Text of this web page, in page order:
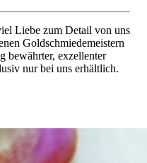
Liebe zum Detail von uns
Goldschmiedemeistern
bewährter, exzellenter
nur bei uns erhältlich.
schwarzen Diamanten